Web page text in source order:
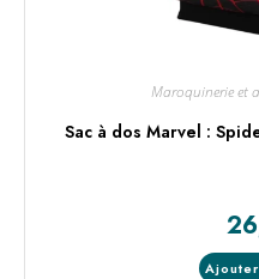
Maroquinerie et
Sac à dos Marvel :